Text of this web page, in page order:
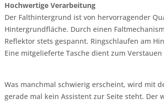
Hochwertige Verarbeitung
Der Falthintergrund ist von hervorragender
Hintergrundfläche. Durch einen
Reflektor stets gespannt. Ringschlaufen am
Eine mitgelieferte Tasche dient zum
Was manchmal schwierig erscheint, wird mit
gerade mal kein Assistent zur Seite steht.